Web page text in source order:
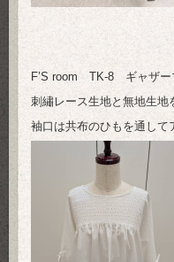
F’S room TK-8 ギャザー
刺繡レース生地と無地生地
袖口は共布のひもを通して